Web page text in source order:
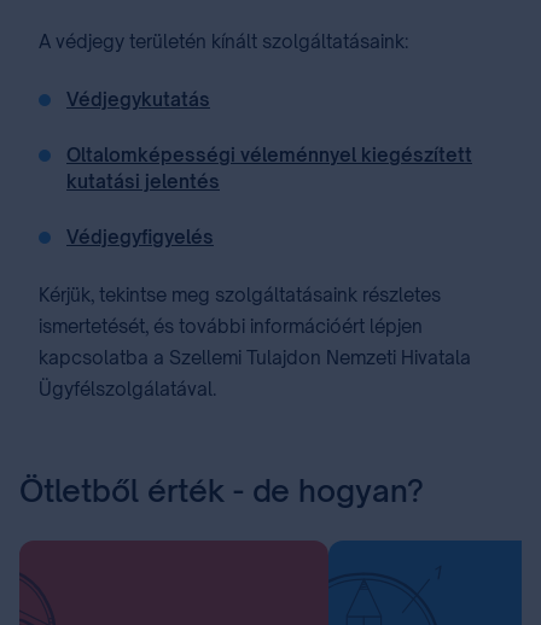
A védjegy területén kínált szolgáltatásaink:
Védjegykutatás
Oltalomképességi véleménnyel kiegészített
kutatási jelentés
Védjegyfigyelés
Kérjük, tekintse meg szolgáltatásaink részletes
ismertetését, és további információért lépjen
kapcsolatba a Szellemi Tulajdon Nemzeti Hivatala
Ügyfélszolgálatával.
Ötletből érték - de hogyan?